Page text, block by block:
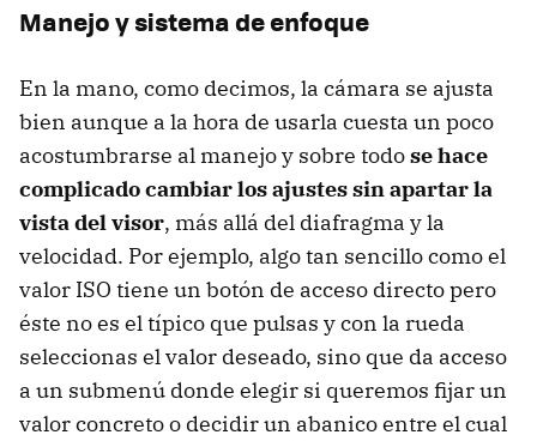
Manejo y sistema de enfoque
En la mano, como decimos, la cámara se ajusta
bien aunque a la hora de usarla cuesta un poco
acostumbrarse al manejo y sobre todose hace
complicado cambiar los ajustes sin apartar la
vista del visor, más allá del diafragma y la
velocidad. Por ejemplo, algo tan sencillo como el
valor ISO tiene un botón de acceso directo pero
éste no es el típico que pulsas y con la rueda
seleccionas el valor deseado, sino que da acceso
a un submenú donde elegir si queremos fijar un
valor concreto o decidir un abanico entre el cual